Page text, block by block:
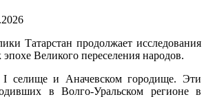
Татарстан продолжает исследования
Великого переселения народов.
I селище и Аначевском городище. Эти
в Волго-Уральском регионе в